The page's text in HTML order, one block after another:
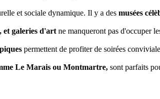
et sociale dynamique. Il y a des musées
et galeries d'art ne manqueront pas d'occuper
permettent de profiter de soirées
Le Marais ou Montmartre, sont parfaits